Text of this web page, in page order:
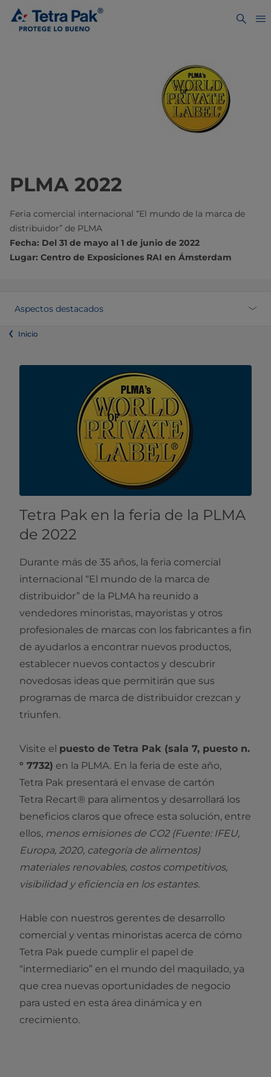
PLMA 2022
Feria comercial internacional “El mundo de la marca de
distribuidor” de PLMA
Fecha: Del 31 de mayo al 1 de junio de 2022
Lugar: Centro de Exposiciones RAI en Ámsterdam
​​Aspectos destacados
Inicio
Tetra Pak en la feria de la PLMA
de 2022
Durante más de 35 años, la feria comercial
internacional “El mundo de la marca de
distribuidor” de la PLMA ha reunido a
vendedores minoristas, mayoristas y otros
profesionales de marcas con los fabricantes a fin
de ayudarlos a encontrar nuevos productos,
establecer nuevos contactos y descubrir
novedosas ideas que permitirán que sus
programas de marca de distribuidor crezcan y
triunfen.
Visite el puesto de Tetra Pak (sala 7, puesto n.
° 7732) en la PLMA. En la feria de este año,
Tetra Pak presentará el envase de cartón
Tetra Recart® para alimentos y desarrollará los
beneficios claros que ofrece esta solución, entre
ellos, menos emisiones de CO2 (Fuente: IFEU,
Europa, 2020, categoría de alimentos)
materiales renovables, costos competitivos,
visibilidad y eficiencia en los estantes.
Hable con nuestros gerentes de desarrollo
comercial y ventas minoristas acerca de cómo
Tetra Pak puede cumplir el papel de
“intermediario” en el mundo del maquilado, ya
que crea nuevas oportunidades de negocio
para usted en esta área dinámica y en
crecimiento.